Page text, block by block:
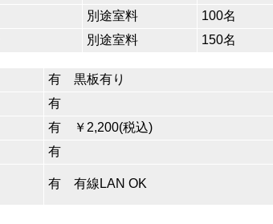
別途室料 100名
別途室料 150名
有 黒板有り
有
有 ￥2,200(税込)
有
有 有線LAN OK